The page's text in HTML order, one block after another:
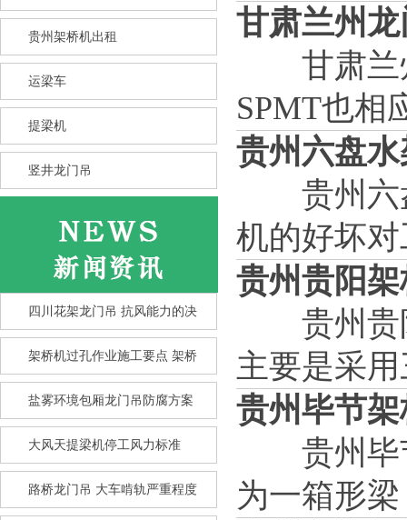
贵州架桥机出租
运梁车
提梁机
竖井龙门吊
四川花架龙门吊 抗风能力的决
架桥机过孔作业施工要点 架桥
盐雾环境包厢龙门吊防腐方案
大风天提梁机停工风力标准
路桥龙门吊 大车啃轨严重程度
竖井龙门吊选型核心要点 竖井
龙
甘肃兰州
甘肃兰州
SPMT也相
贵州六盘
贵州六
机的好坏
贵州贵阳
贵州贵阳
主要是采
贵州毕节
贵州毕节
为一箱形